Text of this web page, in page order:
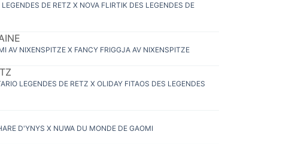
DE RETZ X NOVA FLIRTIK DES LEGENDES DE
NIXENSPITZE X FANCY FRIGGJA AV NIXENSPITZE
LEGENDES DE RETZ X OLIDAY FITAOS DES LEGENDES
D'YNYS X NUWA DU MONDE DE GAOMI